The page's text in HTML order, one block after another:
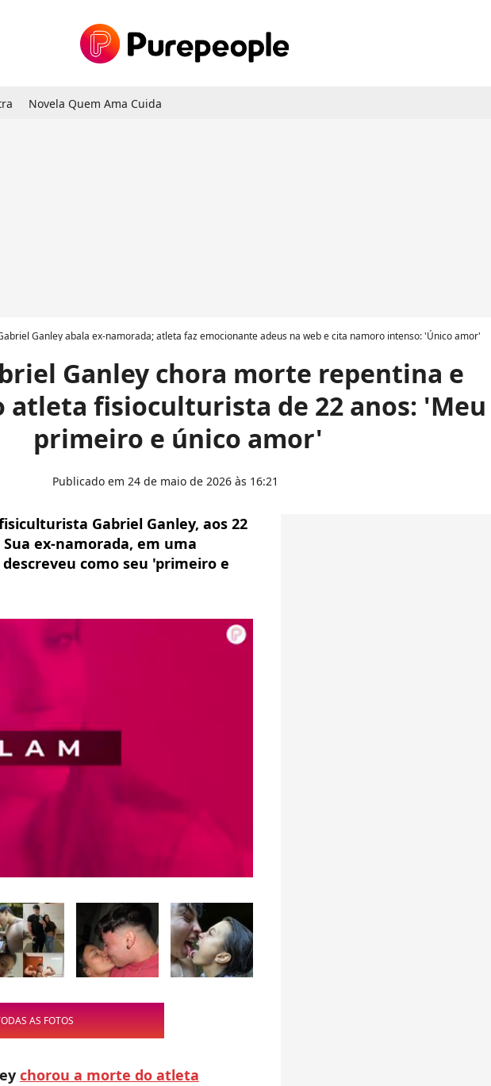
Novela Quem Ama Cuida
Ganley abala ex-namorada; atleta faz emocionante adeus na web e cita namoro intenso: 'Único amor'
Ganley chora morte repentina e
atleta fisioculturista de 22 anos: 'Meu
primeiro e único amor'
Publicado em 24 de maio de 2026 às 16:21
Gabriel Ganley, aos 22
ex-namorada, em uma
como seu 'primeiro e
AS FOTOS
chorou a morte do atleta